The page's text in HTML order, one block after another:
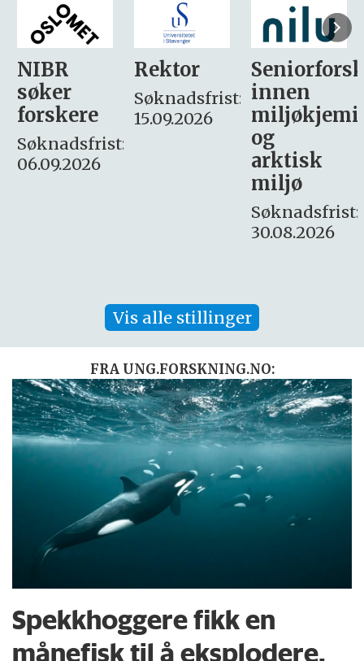
Rektor
Søknadsfrist:
15.09.2026
Seniorforsker
innen
miljøkjemi
søker
– fast
Søknadsfrist:
16. august.
Vis alle stillinger
FRA UNG.FORSKNING.NO:
Spekkhoggere fikk en
månefisk til å eksplodere.